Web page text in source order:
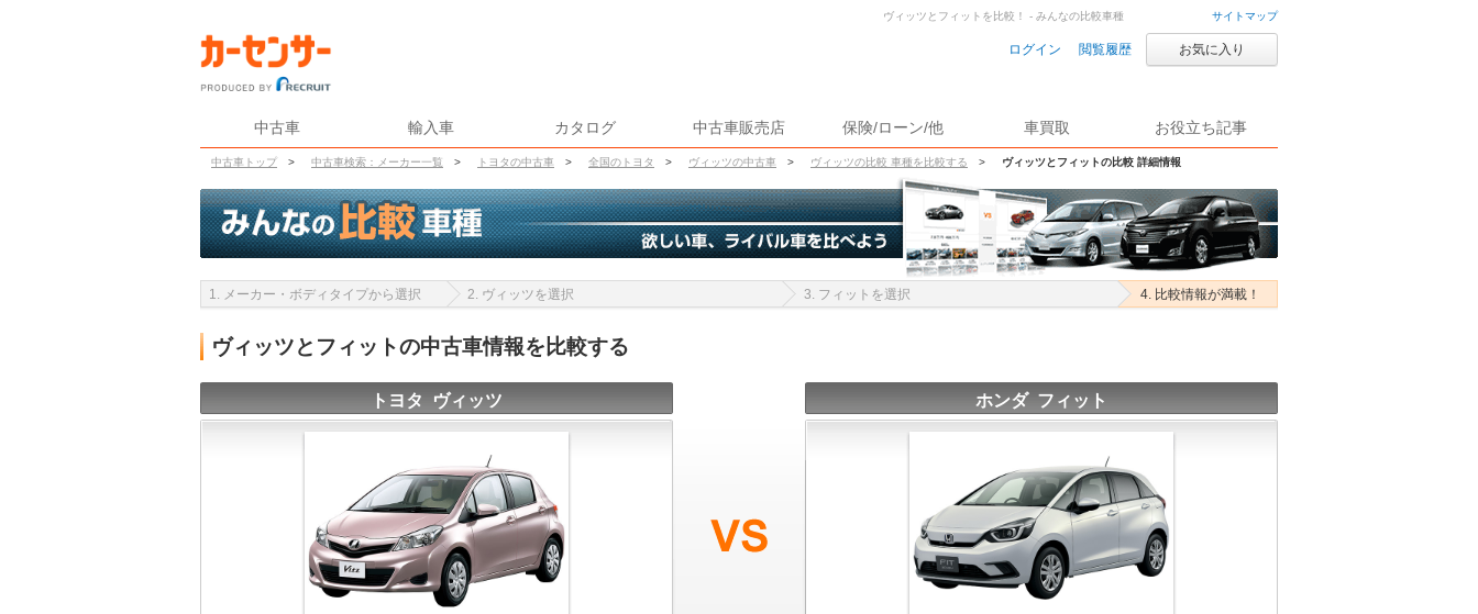
サイトマップ
ログイン 閲覧履歴 お気に入り
中古車 輸入車 カタログ 中古車販売店 保険/ローン/他 車買取 お役立ち記事
中古車トップ > 中古車検索：メーカー一覧 > トヨタの中古車 > 全国のトヨタ > ヴィッツの中古車 > ヴィッツの比較 車種を比較する > ヴィッツとフィットの比較 詳細情報
ヴィッツとフィットを比較！ - みんなの比較車種
1. メーカー・ボディタイプから選択 2. ヴィッツを選択 3. フィットを選択 4. 比較情報が満載！
ヴィッツとフィットの中古車情報を比較する
トヨタ ヴィッツ ホンダ フィット